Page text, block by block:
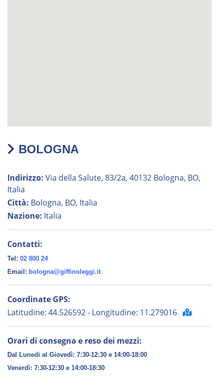
BOLOGNA
Indirizzo: Via della Salute, 83/2a, 40132 Bologna, BO,
Italia
Città: Bologna, BO, Italia
Nazione: Italia
Contatti:
Tel: 02 800 24
Email: bologna@giffinoleggi.it
Coordinate GPS:
Latitudine: 44.526592 - Longitudine: 11.279016
Orari di consegna e reso dei mezzi:
Dal Lunedi al Giovedì: 7:30-12:30 e 14:00-18:00
Venerdì: 7:30-12:30 e 14:00-18:30